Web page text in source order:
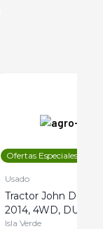
Ofertas Especiales
Usado
Tractor John Deere
2014, 4WD, DUAL
Isla Verde